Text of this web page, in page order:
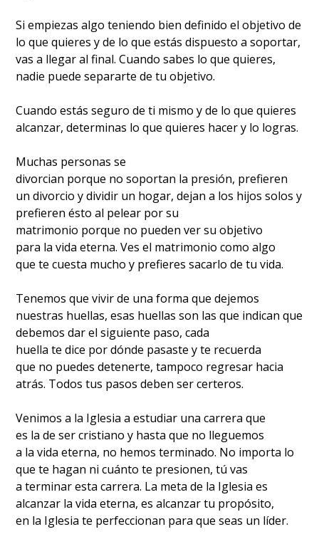
Si empiezas algo teniendo bien definido el objetivo de
lo que quieres y de lo que estás dispuesto a soportar,
vas a llegar al final. Cuando sabes lo que quieres,
nadie puede separarte de tu objetivo.
Cuando estás seguro de ti mismo y de lo que quieres
alcanzar, determinas lo que quieres hacer y lo logras.
Muchas personas se
divorcian porque no soportan la presión, prefieren
un divorcio y dividir un hogar, dejan a los hijos solos y
prefieren ésto al pelear por su
matrimonio porque no pueden ver su objetivo
para la vida eterna. Ves el matrimonio como algo
que te cuesta mucho y prefieres sacarlo de tu vida.
Tenemos que vivir de una forma que dejemos
nuestras huellas, esas huellas son las que indican que
debemos dar el siguiente paso, cada
huella te dice por dónde pasaste y te recuerda
que no puedes detenerte, tampoco regresar hacia
atrás. Todos tus pasos deben ser certeros.
Venimos a la Iglesia a estudiar una carrera que
es la de ser cristiano y hasta que no lleguemos
a la vida eterna, no hemos terminado. No importa lo
que te hagan ni cuánto te presionen, tú vas
a terminar esta carrera. La meta de la Iglesia es
alcanzar la vida eterna, es alcanzar tu propósito,
en la Iglesia te perfeccionan para que seas un líder.